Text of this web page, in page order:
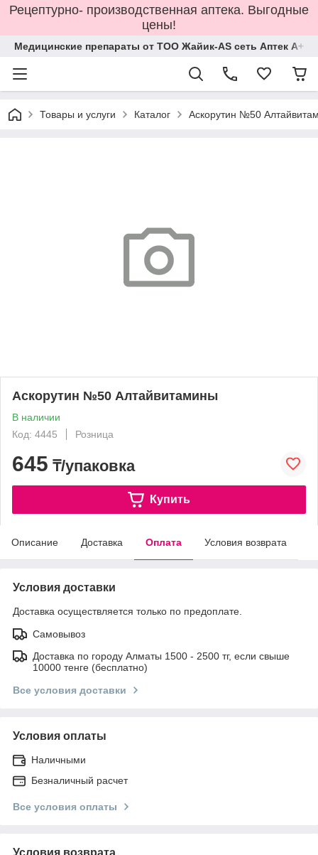
Рецептурно- производственная аптека. Выгодные
цены!
Медицинские препараты от ТОО Жайик-AS сеть Аптек А+
Товары и услуги Каталог Аскорутин №50
Аскорутин №50 Алтайвитамины
В наличии
Код: 4445
Розница
645 ₸/упаковка
Купить
Описание Доставка Оплата Условия возврата
Условия доставки
Доставка осуществляется только по предоплате.
Самовывоз
Доставка по городу Алматы 1500 - 2500 тг, если свыше
10000 тенге (бесплатно)
Все условия доставки
Условия оплаты
Наличными
Безналичный расчет
Все условия оплаты
Условия возврата